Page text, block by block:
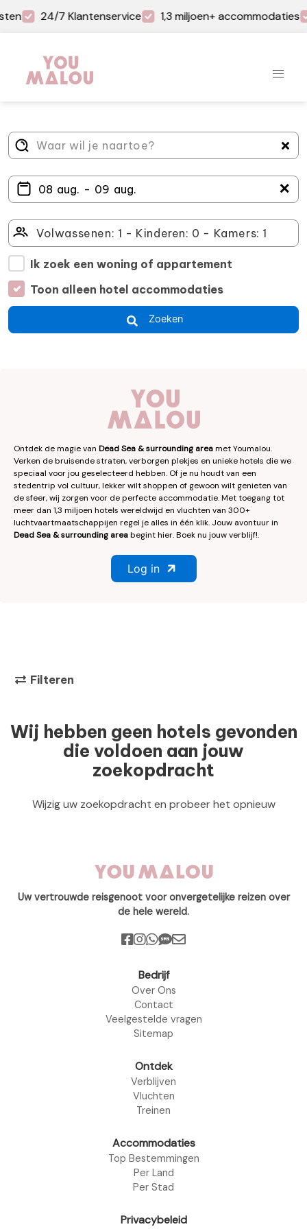
24/7 Klantenservice 1,3 miljoen+ accommodaties
＋
Ik zoek een woning of appartement
Toon alleen hotel accommodaties
Zoeken
Ontdek de magie van Dead Sea & surrounding areamet Youmalou.
Verken de bruisende straten, verborgen plekjes en unieke hotels die we
speciaal voor jou geselecteerd hebben. Of je nu houdt van een
stedentrip vol cultuur, lekker wilt shoppen of gewoon wilt genieten van
de sfeer, wij zorgen voor de perfecte accommodatie. Met toegang tot
meer dan 1,3 miljoen hotels wereldwijd en vluchten van 300+
luchtvaartmaatschappijen regel je alles in één klik. Jouw avontuur in
Dead Sea & surrounding areabegint hier. Boek nu jouw verblijf!.
Log in
Filteren
Wij hebben geen hotels gevonden
die voldoen aan jouw
zoekopdracht
Wijzig uw zoekopdracht en probeer het opnieuw
Uw vertrouwde reisgenoot voor onvergetelijke reizen over
de hele wereld.
Bedrijf
Over Ons
Contact
Veelgestelde vragen
Sitemap
Ontdek
Verblijven
Vluchten
Treinen
Accommodaties
Top Bestemmingen
Per Land
Per Stad
Privacybeleid